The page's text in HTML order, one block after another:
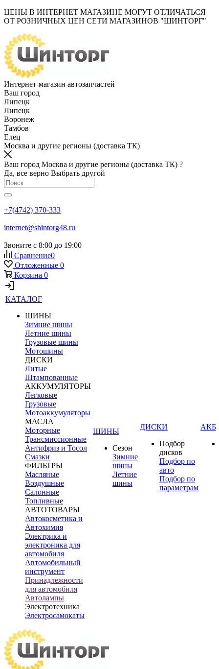
ЦЕНЫ В ИНТЕРНЕТ МАГАЗИНЕ МОГУТ ОТЛИЧАТЬСЯ
ОТ РОЗНИЧНЫХ ЦЕН СЕТИ МАГАЗИНОВ "ШИНТОРГ"
Интернет-магазин автозапчастей
Ваш город
Липецк
Липецк
Воронеж
Тамбов
Елец
Москва и другие регионы (доставка ТК)
Ваш город Москва и другие регионы (доставка ТК) ?
Да, все верно Выбрать другой
+7(4742) 370-333
internet@shintorg48.ru
Звоните с 8:00 до 19:00
Сравнение0
Отложенные 0
Корзина 0
КАТАЛОГ
ШИНЫ
Зимние шины
Летние шины
Грузовые шины
Мотошины
ДИСКИ
Литые
Штампованные
АККУМУЛЯТОРЫ
Легковые
Грузовые
Мотоаккумуляторы
МАСЛА
Моторные
Трансмиссионные
Антифриз и Тосол
Смазки
ФИЛЬТРЫ
Масляные
Воздушные
Салонные
Топливные
АВТОТОВАРЫ
Автокосметика и
Автохимия
Электрика и
электроника для
автомобиля
Автомобильный
инструмент
Принадлежности
для автомобиля
Автолампы
Электротехника
Электросамокаты
ШИНЫ
Сезон
Зимние
шины
Летние
шины
ДИСКИ
Подбор
дисков
Подбор по
авто
Подбор по
параметрам
АКБ